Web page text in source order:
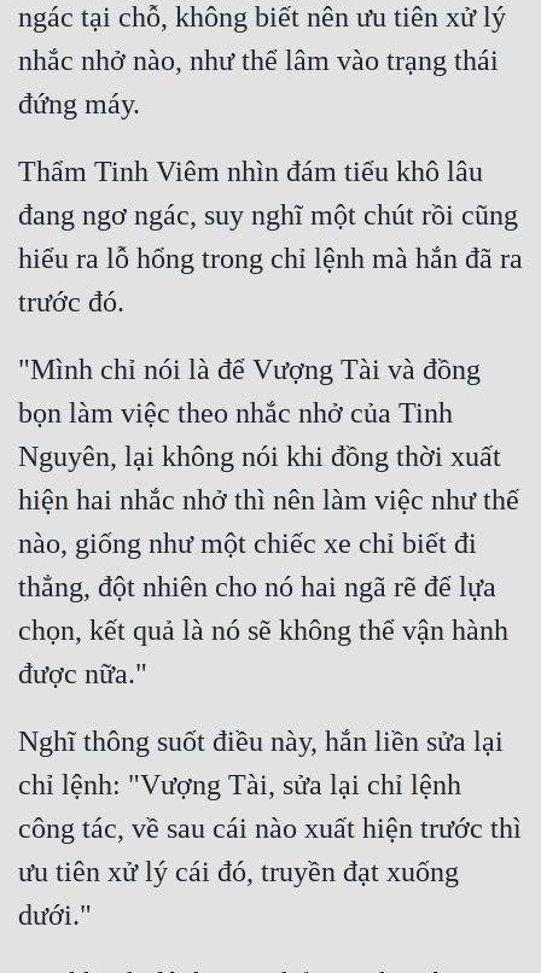
ngác tại chỗ, không biết nên ưu tiên xử lý
nhắc nhở nào, như thể lâm vào trạng thái
Thẩm Tinh Viêm nhìn đám tiểu khô lâu
đang ngơ ngác, suy nghĩ một chút rồi cũng
hiểu ra lỗ hổng trong chỉ lệnh mà hắn đã ra
"Mình chỉ nói là để Vượng Tài và đồng
bọn làm việc theo nhắc nhở của Tinh
Nguyên, lại không nói khi đồng thời xuất
hiện hai nhắc nhở thì nên làm việc như thế
nào, giống như một chiếc xe chỉ biết đi
thẳng, đột nhiên cho nó hai ngã rẽ để lựa
chọn, kết quả là nó sẽ không thể vận hành
Nghĩ thông suốt điều này, hắn liền sửa lại
chỉ lệnh: "Vượng Tài, sửa lại chỉ lệnh
công tác, về sau cái nào xuất hiện trước thì
ưu tiên xử lý cái đó, truyền đạt xuống